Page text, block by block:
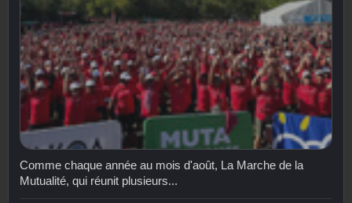
Comme chaque année au mois d'août, La Marche de la
Mutualité, qui réunit plusieurs...